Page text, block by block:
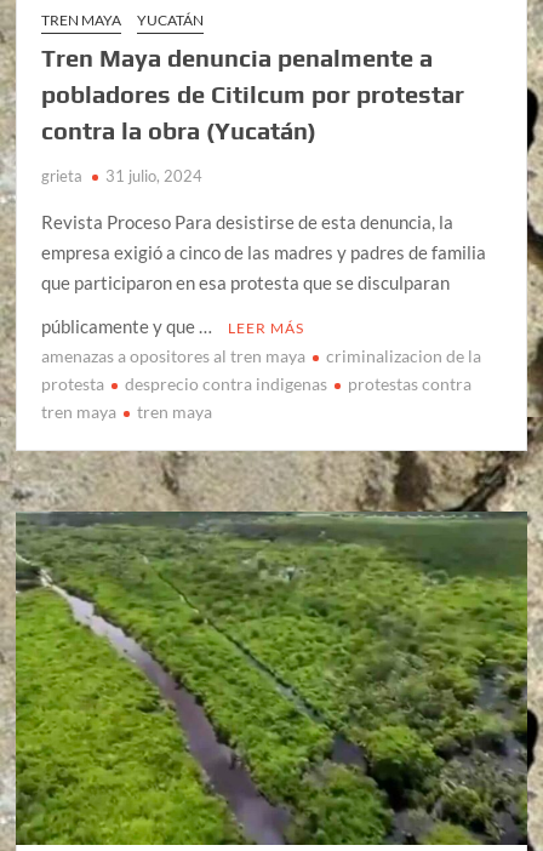
TREN MAYA
YUCATÁN
Tren Maya denuncia penalmente a
pobladores de Citilcum por protestar
contra la obra (Yucatán)
grieta 31 julio, 2024
Revista Proceso Para desistirse de esta denuncia, la
empresa exigió a cinco de las madres y padres de familia
que participaron en esa protesta que se disculparan
públicamente y que …
LEER MÁS
amenazas a opositores al tren maya
criminalizacion de la
protesta
desprecio contra indigenas
protestas contra
tren maya
tren maya